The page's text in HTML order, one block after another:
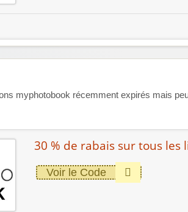
myphotobook récemment expirés mais
30 % de rabais sur tous les
Voir le Code